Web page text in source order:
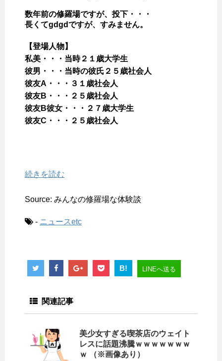
数年前の修羅場ですが、投下・・・
長くてgdgdですが、すみません。
【登場人物】
私美・・・当時２１歳大学生
彼男・・・当時の彼氏２５歳社会人
彼友A・・・３１歳社会人
彼友B・・・２５歳社会人
彼友B彼女・・・２７歳大学生
彼友C・・・２５歳社会人
続きを読む
Source: みんなの修羅場な体験談
- ニュースetc
B! LINEへ送る
関連記事
美少女すぎる喫茶店のウェイト
レスに話題沸騰ｗｗｗｗｗｗｗ
ｗ （※画像あり）